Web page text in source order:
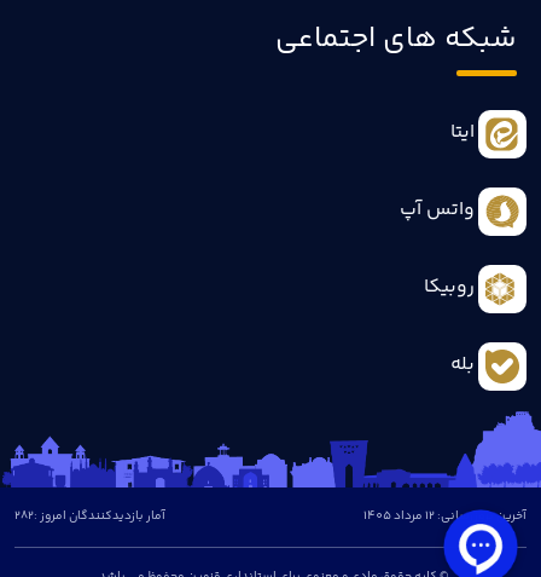
شبکه های اجتماعی
ایتا
واتس آپ
روبیکا
بله
آخرین بروزرسانی: 12 مرداد 1405 آمار بازدیدکنندگان امروز :282